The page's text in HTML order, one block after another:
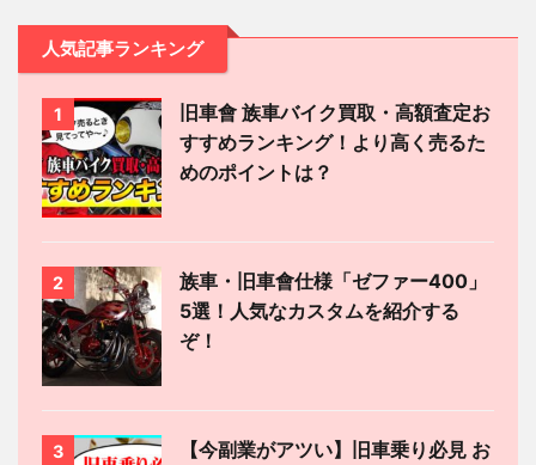
人気記事ランキング
1
旧車會 族車バイク買取・高額査定お
すすめランキング！より高く売るた
めのポイントは？
2
族車・旧車會仕様「ゼファー400」
5選！人気なカスタムを紹介する
ぞ！
3
【今副業がアツい】旧車乗り必見 お